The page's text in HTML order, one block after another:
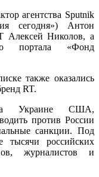
агентства Sputnik
сегодня») Антон
Алексей Николов, а
портала «Фонд
также оказались
RT.
Украине США,
против России
санкции. Под
тысячи российских
журналистов и